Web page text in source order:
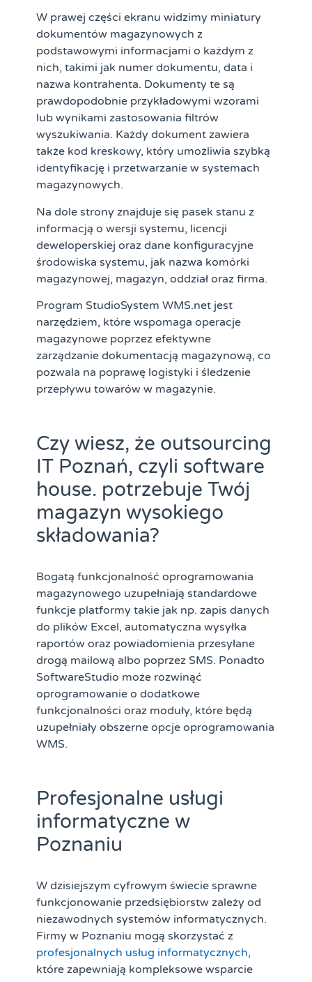
W prawej części ekranu widzimy miniatury
dokumentów magazynowych z
podstawowymi informacjami o każdym z
nich, takimi jak numer dokumentu, data i
nazwa kontrahenta. Dokumenty te są
prawdopodobnie przykładowymi wzorami
lub wynikami zastosowania filtrów
wyszukiwania. Każdy dokument zawiera
także kod kreskowy, który umożliwia szybką
identyfikację i przetwarzanie w systemach
magazynowych.
Na dole strony znajduje się pasek stanu z
informacją o wersji systemu, licencji
deweloperskiej oraz dane konfiguracyjne
środowiska systemu, jak nazwa komórki
magazynowej, magazyn, oddział oraz firma.
Program StudioSystem WMS.net jest
narzędziem, które wspomaga operacje
magazynowe poprzez efektywne
zarządzanie dokumentacją magazynową, co
pozwala na poprawę logistyki i śledzenie
przepływu towarów w magazynie.
Czy wiesz, że outsourcing
IT Poznań, czyli software
house. potrzebuje Twój
magazyn wysokiego
składowania?
Bogatą funkcjonalność oprogramowania
magazynowego uzupełniają standardowe
funkcje platformy takie jak np. zapis danych
do plików Excel, automatyczna wysyłka
raportów oraz powiadomienia przesyłane
drogą mailową albo poprzez SMS. Ponadto
SoftwareStudio może rozwinąć
oprogramowanie o dodatkowe
funkcjonalności oraz moduły, które będą
uzupełniały obszerne opcje oprogramowania
WMS.
Profesjonalne usługi
informatyczne w
Poznaniu
W dzisiejszym cyfrowym świecie sprawne
funkcjonowanie przedsiębiorstw zależy od
niezawodnych systemów informatycznych.
Firmy w Poznaniu mogą skorzystać z
profesjonalnych usług informatycznych,
które zapewniają kompleksowe wsparcie